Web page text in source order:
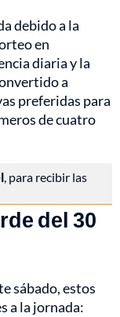
debido a la
en
diaria y la
a
preferidas para
de cuatro
, para recibir las
del 30
sábado, estos
a la jornada: